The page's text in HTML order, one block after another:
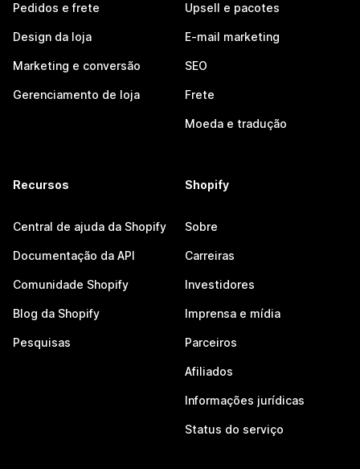
Pedidos e frete
Design da loja
Marketing e conversão
Gerenciamento de loja
Upsell e pacotes
E-mail marketing
SEO
Frete
Moeda e tradução
Recursos
Central de ajuda da Shopify
Documentação da API
Comunidade Shopify
Blog da Shopify
Pesquisas
Shopify
Sobre
Carreiras
Investidores
Imprensa e mídia
Parceiros
Afiliados
Informações jurídicas
Status do serviço